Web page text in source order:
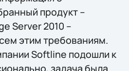
продукт –
Server 2010 –
этим требованиям.
Softline подошли к